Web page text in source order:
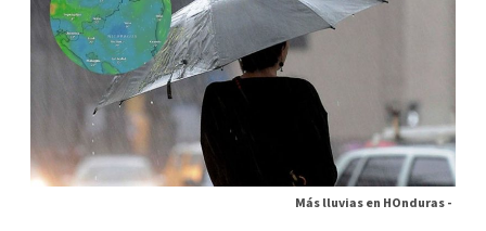
Más lluvias en HOnduras -